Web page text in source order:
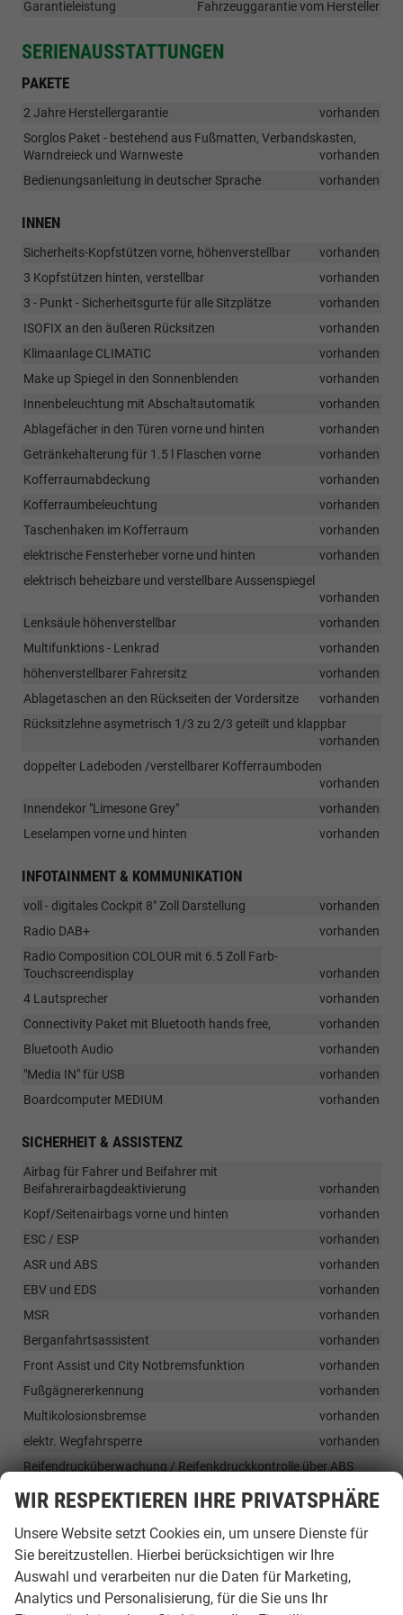
Garantieleistung Fahrzeuggarantie vom Hersteller
SERIENAUSSTATTUNGEN
PAKETE
2 Jahre Herstellergarantie
vorhanden
Sorglos Paket - bestehend aus Fußmatten, Verbandskasten,
Warndreieck und Warnweste
vorhanden
Bedienungsanleitung in deutscher Sprache
vorhanden
INNEN
Sicherheits-Kopfstützen vorne, höhenverstellbar
vorhanden
3 Kopfstützen hinten, verstellbar
vorhanden
3 - Punkt - Sicherheitsgurte für alle Sitzplätze
vorhanden
ISOFIX an den äußeren Rücksitzen
vorhanden
Klimaanlage CLIMATIC
vorhanden
Make up Spiegel in den Sonnenblenden
vorhanden
Innenbeleuchtung mit Abschaltautomatik
vorhanden
Ablagefächer in den Türen vorne und hinten
vorhanden
Getränkehalterung für 1.5 l Flaschen vorne
vorhanden
Kofferraumabdeckung
vorhanden
Kofferraumbeleuchtung
vorhanden
Taschenhaken im Kofferraum
vorhanden
elektrische Fensterheber vorne und hinten
vorhanden
elektrisch beheizbare und verstellbare Aussenspiegel
vorhanden
Lenksäule höhenverstellbar
vorhanden
Multifunktions - Lenkrad
vorhanden
höhenverstellbarer Fahrersitz
vorhanden
Ablagetaschen an den Rückseiten der Vordersitze
vorhanden
Rücksitzlehne asymetrisch 1/3 zu 2/3 geteilt und klappbar
vorhanden
doppelter Ladeboden /verstellbarer Kofferraumboden
vorhanden
Innendekor "Limesone Grey"
vorhanden
Leselampen vorne und hinten
vorhanden
INFOTAINMENT & KOMMUNIKATION
voll - digitales Cockpit 8" Zoll Darstellung
vorhanden
Radio DAB+
vorhanden
Radio Composition COLOUR mit 6.5 Zoll Farb-
Touchscreendisplay
vorhanden
4 Lautsprecher
vorhanden
Connectivity Paket mit Bluetooth hands free,
vorhanden
Bluetooth Audio
vorhanden
"Media IN" für USB
vorhanden
Boardcomputer MEDIUM
vorhanden
SICHERHEIT & ASSISTENZ
Airbag für Fahrer und Beifahrer mit
Beifahrerairbagdeaktivierung
vorhanden
Kopf/Seitenairbags vorne und hinten
vorhanden
ESC / ESP
vorhanden
ASR und ABS
vorhanden
EBV und EDS
vorhanden
MSR
vorhanden
Berganfahrtsassistent
vorhanden
Front Assist und City Notbremsfunktion
vorhanden
Fußgägnererkennung
vorhanden
Multikolosionsbremse
vorhanden
elektr. Wegfahrsperre
vorhanden
Reifendrucküberwachung / Reifenkdruckkontrolle über ABS
elektrom. Servolenkung, Geschwindigkeitsabhängig
vorhanden
BlueMotion System mit Energierückgewinnung (Start / Stop
System)
vorhanden
Coming und Leaving Home Funktion
vorhanden
Zentralverriegelung mit Funkfernbedienung und 2
WIR RESPEKTIEREN IHRE PRIVATSPHÄRE
Unsere Website setzt Cookies ein, um unsere Dienste für
Sie bereitzustellen. Hierbei berücksichtigen wir Ihre
Auswahl und verarbeiten nur die Daten für Marketing,
Analytics und Personalisierung, für die Sie uns Ihr